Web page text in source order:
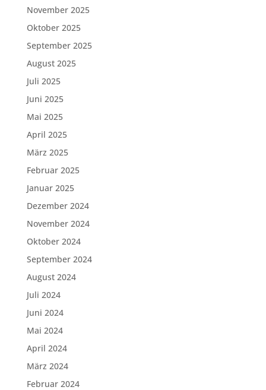
November 2025
Oktober 2025
September 2025
August 2025
Juli 2025
Juni 2025
Mai 2025
April 2025
März 2025
Februar 2025
Januar 2025
Dezember 2024
November 2024
Oktober 2024
September 2024
August 2024
Juli 2024
Juni 2024
Mai 2024
April 2024
März 2024
Februar 2024